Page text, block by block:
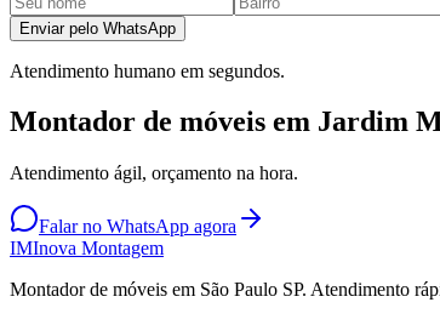
Enviar pelo WhatsApp
Atendimento humano em segundos.
Montador de móveis em Jardim
Atendimento ágil, orçamento na hora.
Falar no WhatsApp agora
IMInova Montagem
Montador de móveis em São Paulo SP. Atendimento